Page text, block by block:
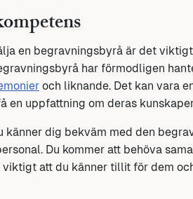
en begravningsbyrå är det
har förmodligen
och liknande. Det kan vara
en uppfattning om deras
känner dig bekväm med den
Du kommer att behöva
att du känner tillit för dem